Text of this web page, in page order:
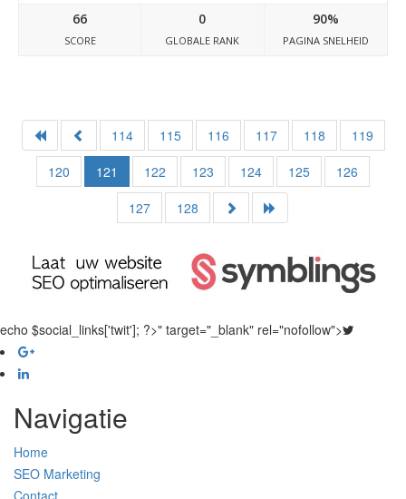
66
SCORE
0
GLOBALE RANK
90%
PAGINA SNELHEID
114 115 116 117 118
119
120
121 122 123 124 125
126
127
128
echo $social_links['twit']; ?>" target="_blank" rel="nofollow">
Navigatie
Home
SEO Marketing
Contact